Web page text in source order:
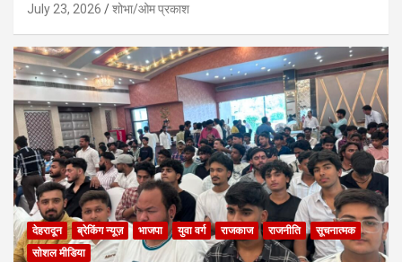
July 23, 2026 शोभा/ओम प्रकाश
देहरादून ब्रेकिंग न्यूज़ भाजपा युवा वर्ग राजकाज राजनीति
सूचनात्मक
सोशल मीडिया